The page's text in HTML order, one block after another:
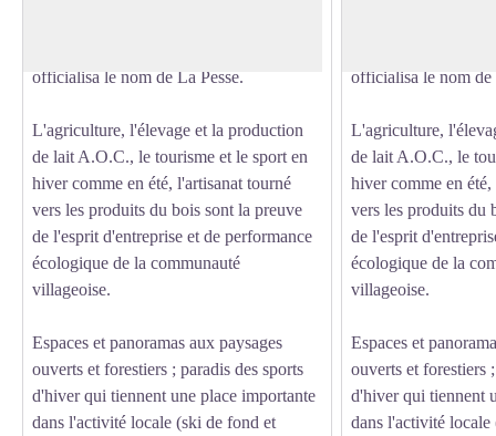
officialisa le nom de La Pesse.
L'agriculture, l'élevage et la production
de lait A.O.C., le tourisme et le sport en
hiver comme en été, l'artisanat tourné
vers les produits du bois sont la preuve
de l'esprit d'entreprise et de performance
écologique de la communauté
villageoise.
Espaces et panoramas aux paysages
ouverts et forestiers ; paradis des sports
d'hiver qui tiennent une place importante
dans l'activité locale (ski de fond et
officialisa le nom de
L'agriculture,
de lait A.O.C., le
hiver comme en
vers les produits du
de l'esprit
écologique de la
villageoise.
Espaces et
ouverts et forestiers
d'hiver qui tiennent
dans l'activité